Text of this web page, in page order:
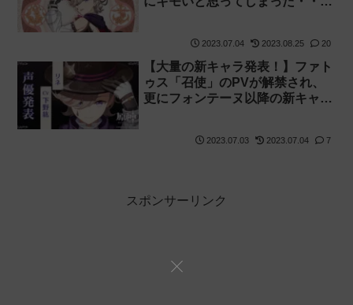
2023.07.04 2023.08.25 20
【大量の新キャラ発表！】ファト
ゥス「召使」のPVが解禁され、
更にフォンテーヌ以降の新キャラ
「シグウィン」「リオセスリ」
2023.07.03 2023.07.04 7
スポンサーリンク